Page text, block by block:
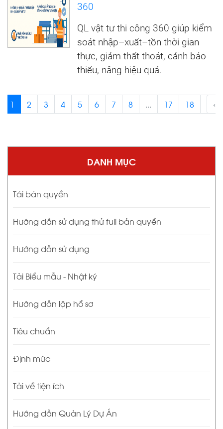
DANH MỤC
Tái bản quyền
Hướng dẫn sử dụng thử full bản quyền
Hướng dẫn sử dụng
Tải Biểu mẫu - Nhật ký
Hướng dẫn lập hồ sơ
Tiêu chuẩn
Định mức
Tải về tiện ích
Hướng dẫn Quản Lý Dự Án
360
QL vật tư thi công 360 giúp kiểm
soát nhập–xuất–tồn thời gian
thực, giảm thất thoát, cảnh báo
thiếu, nâng hiệu quả.
1 2 3 4 5 6 7 8 ... 17 18 ‹